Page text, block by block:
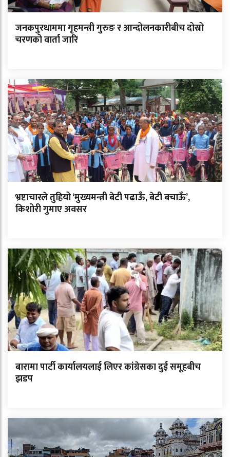
जनकपुरधाममा गृहमन्त्री गुरुङ र आन्दोलनकारीबीच दोस्रो
चरणको वार्ता जारि
भ्रष्टाचारले तुहियो ‘मुख्यमन्त्री बेटी पढाऊँ, बेटी बचाऊँ’,
किशोरी गुमाए अवसर
बारामा पार्टी कार्यालयलाई लिएर कांग्रेसका दुई समूहबीच
झडप